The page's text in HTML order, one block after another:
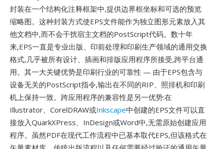
封装在一个结构化注释框架中,提供边界框坐标和可选的预览
缩略图。这种封装方式使EPS文件能作为独立图形元素放入其
他文档中,而不会干扰宿主文档的PostScript代码。数十年
来,EPS一直是专业出版、印前处理和印刷生产领域的通用交换
格式,几乎被所有设计、插画和排版应用程序所接受,跨平台通
用。其一大关键优势是印刷行业的可靠性 — 由于EPS包含与
设备无关的PostScript指令,输出在不同的RIP、照排机和印刷
机上保持一致。跨应用程序的兼容性是另一优势:在
Illustrator、CorelDRAW或Inkscape中创建的EPS文件可以直
接放入QuarkXPress、InDesign或Word中,无需原始创建应用
程序。虽然PDF在现代工作流程中已基本取代EPS,但该格式在